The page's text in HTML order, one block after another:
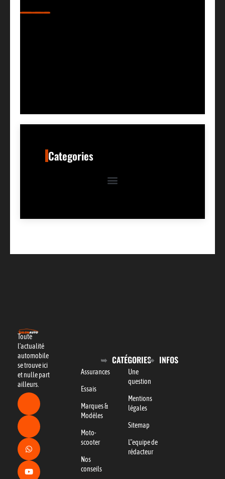
Categories
Toute
l’actualité
automobile
se trouve ici
et nulle part
ailleurs.
CATÉGORIES
Assurances
Essais
Marques &
Modèles
Moto-
scooter
Nos
conseils
INFOS
Une
question
Mentions
légales
Sitemap
L"equipe de
rédacteur